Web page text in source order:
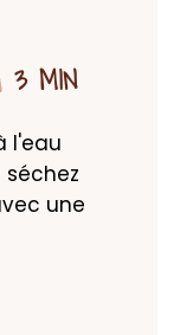
3 MIN
l'eau
une